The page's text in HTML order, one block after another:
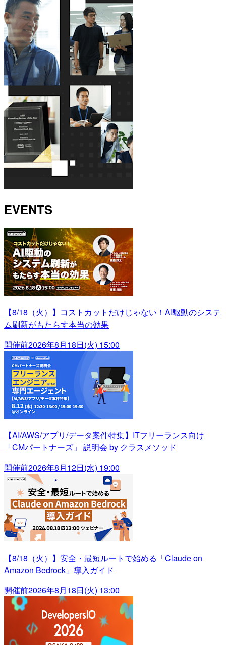
EVENTS
【8/18（火）】コストカットだけじゃない！AI駆動のシステ
ム刷新がもたらす本当の効果
開催前2026年8月18日(火) 15:00
【AI/AWS/アプリ/データ案件特集】ITフリーランス向け
「CMパートナーズ」 説明会 by クラスメソッド
開催前2026年8月12日(水) 19:00
【8/18（火）】安全・最短ルートで始める「Claude on
Amazon Bedrock」導入ガイド
開催前2026年8月18日(火) 13:00